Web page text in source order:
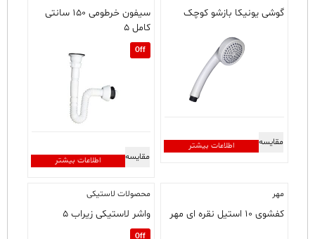
گوشی یونیکا بازشو کوچک
اطلاعات بیشتر مقایسه
سیفون خرطومی ۱۵۰ سانتی
کامل ۵
Off
اطلاعات بیشتر مقایسه
مهر
کفشوی ۱۰ استیل نقره ای مهر
محصولات لاستیکی
واشر لاستیکی زیراب ۵
Off